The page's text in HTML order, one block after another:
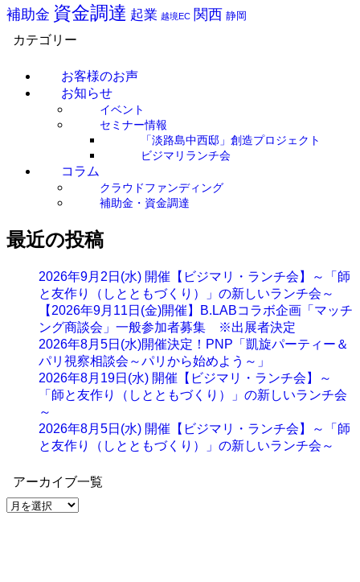
補助金 資金調達 起業 越境EC 関西 静岡
カテゴリー
お客様のお声
お知らせ
イベント
セミナー情報
「淡路島中西邸」創造プロジェクト
ビジマリランチ会
コラム
クラウドファンディング
補助金・資金調達
最近の投稿
2026年9月2日(水) 開催【ビジマリ・ランチ会】～「師
と友作り（しとともづくり）」の新しいランチ会～
【2026年9月11日(金)開催】B.LABコラボ企画「マッチ
ング商談会」一般参加者募集 ※出展者決定
2026年8月5日(水)開催決定！PNP「凱旋パーティー＆
パリ視察相談会～パリから始めよう～」
2026年8月19日(水) 開催【ビジマリ・ランチ会】～
「師と友作り（しとともづくり）」の新しいランチ会
～
2026年8月5日(水) 開催【ビジマリ・ランチ会】～「師
と友作り（しとともづくり）」の新しいランチ会～
アーカイブ一覧
ア